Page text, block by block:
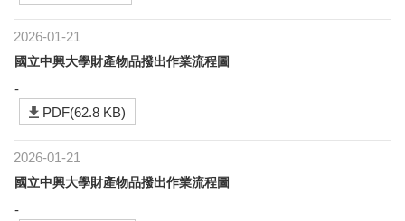
2026-01-21
國立中興大學財產物品撥出作業流程圖
-
PDF(62.8 KB)
2026-01-21
國立中興大學財產物品撥出作業流程圖
-